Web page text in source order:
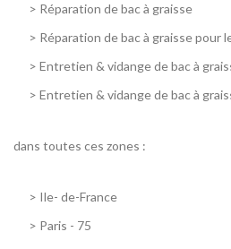
> Réparation de bac à graisse
> Réparation de bac à graisse pour
> Entretien & vidange de bac à
> Entretien & vidange de bac à
dans toutes ces zones :
> Ile- de-France
> Paris - 75